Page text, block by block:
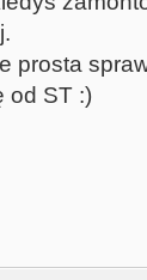
prosta
od ST :)